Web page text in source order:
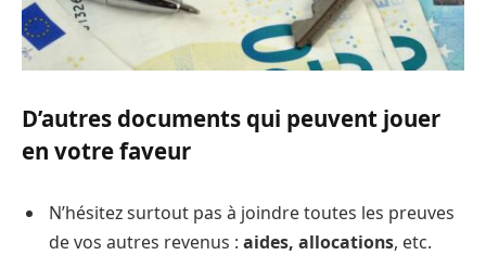
D’autres documents qui peuvent jouer
en votre faveur
N’hésitez surtout pas à joindre toutes les preuves
de vos autres revenus : aides, allocations, etc.